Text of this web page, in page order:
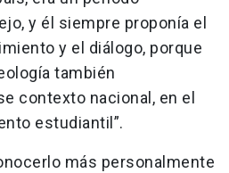
y él siempre proponía el
y el diálogo, porque
también
contexto nacional, en el
estudiantil”.
más personalmente